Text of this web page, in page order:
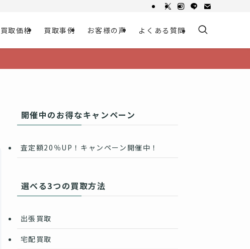
買取価格 買取事例 お客様の声 よくある質問
開催中のお得なキャンペーン
査定額20％UP！キャンペーン開催中！
選べる3つの買取方法
出張買取
宅配買取